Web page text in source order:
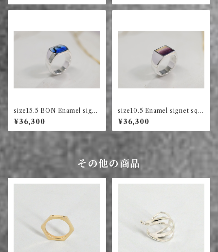
size15.5 BON Enamel signe
t ring long square (blue)
¥36,300
size10.5 Enamel signet squ
are ring (violet)
¥36,300
その他の商品